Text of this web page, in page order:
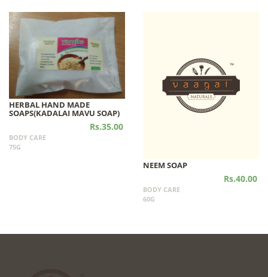
HERBAL HAND MADE
SOAPS(KADALAI MAVU SOAP)
Rs.35.00
BODY CARE
75G
NEEM SOAP
Rs.40.00
BODY CARE
60G